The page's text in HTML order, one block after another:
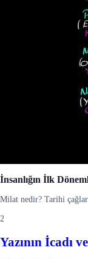
İnsanlığın İlk
Milat nedir? Tarihi
2
Yazının İcadı